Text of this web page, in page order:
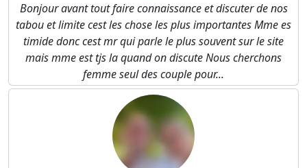
Bonjour avant tout faire connaissance et discuter de nos
tabou et limite cest les chose les plus importantes Mme es
timide donc cest mr qui parle le plus souvent sur le site
mais mme est tjs la quand on discute Nous cherchons
femme seul des couple pour...